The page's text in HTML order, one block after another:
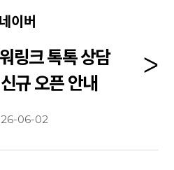
네이버
링크 톡톡 상담
규 오픈 안내
06-02